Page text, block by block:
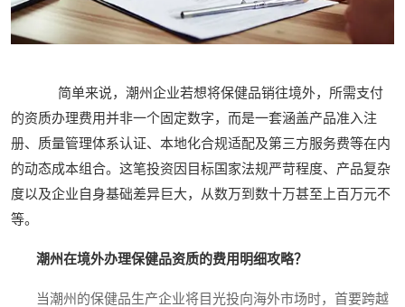
简单来说，潮州企业若想将保健品销往境外，所需支付
的资质办理费用并非一个固定数字，而是一套涵盖产品准入注
册、质量管理体系认证、本地化合规适配及第三方服务费等在内
的动态成本组合。这笔投资因目标国家法规严苛程度、产品复杂
度以及企业自身基础差异巨大，从数万到数十万甚至上百万元不
等。
潮州在境外办理保健品资质的费用明细攻略？
当潮州的保健品生产企业将目光投向海外市场时，首要跨越